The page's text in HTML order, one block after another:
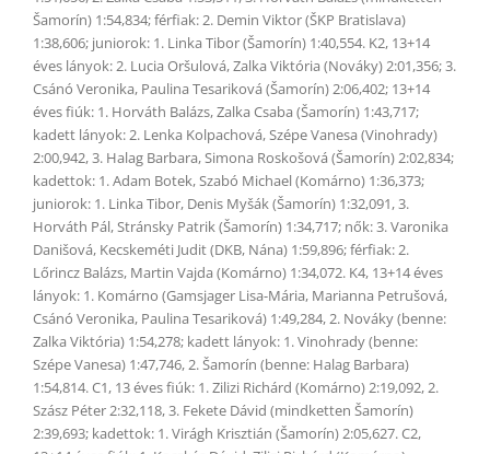
Šamorín) 1:54,834; férfiak: 2. Demin Viktor (ŠKP Bratislava)
1:38,606; juniorok: 1. Linka Tibor (Šamorín) 1:40,554. K2, 13+14
éves lányok: 2. Lucia Oršulová, Zalka Viktória (Nováky) 2:01,356; 3.
Csánó Veronika, Paulina Tesariková (Šamorín) 2:06,402; 13+14
éves fiúk: 1. Horváth Balázs, Zalka Csaba (Šamorín) 1:43,717;
kadett lányok: 2. Lenka Kolpachová, Szépe Vanesa (Vinohrady)
2:00,942, 3. Halag Barbara, Simona Roskošová (Šamorín) 2:02,834;
kadettok: 1. Adam Botek, Szabó Michael (Komárno) 1:36,373;
juniorok: 1. Linka Tibor, Denis Myšák (Šamorín) 1:32,091, 3.
Horváth Pál, Stránsky Patrik (Šamorín) 1:34,717; nők: 3. Varonika
Danišová, Kecskeméti Judit (DKB, Nána) 1:59,896; férfiak: 2.
Lőrincz Balázs, Martin Vajda (Komárno) 1:34,072. K4, 13+14 éves
lányok: 1. Komárno (Gamsjager Lisa-Mária, Marianna Petrušová,
Csánó Veronika, Paulina Tesariková) 1:49,284, 2. Nováky (benne:
Zalka Viktória) 1:54,278; kadett lányok: 1. Vinohrady (benne:
Szépe Vanesa) 1:47,746, 2. Šamorín (benne: Halag Barbara)
1:54,814. C1, 13 éves fiúk: 1. Zilizi Richárd (Komárno) 2:19,092, 2.
Szász Péter 2:32,118, 3. Fekete Dávid (mindketten Šamorín)
2:39,693; kadettok: 1. Virágh Krisztián (Šamorín) 2:05,627. C2,